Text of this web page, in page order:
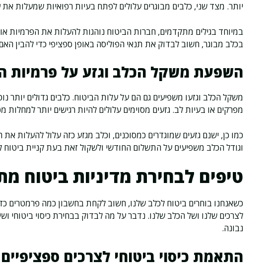
יותר. מצד שני, כלבים מבוגרים עלולים לפתח בעיות רפואיות שמעלות
במיוחד בגילים מתקדמים, חברות הביטוח נוהגות להעלות את הפרמיות
בכלב מבוגר, חשוב לבדוק את תנאי הפוליסה באופן ספציפי כדי להבין האם
השפעת משקל הכלב וגזע על פרמיות
משקל הכלב וגזעו משפיעים גם הם על עלות הביטוח. כלבים גדולים יותר
מפרקים או בעיות לב. גזעים מסוימים עלולים להיות רגישים יותר
כמו כן, ישנם גזעים שמוגדרים כמסוכנים, וכלב מגזע כזה עלול להעלות
וגודל הכלב משפיעים על התשלום החודשי ולשקול זאת בעת קניית ביטוח
טיפים לבחירת מדיניות ביטוח
כשאנחנו בוחרים ביטוח לכלב שלנו, חשוב לקחת בחשבון כמה פרמטרים
לצרכים שלנו ושל הכלב שלנו. נדבר על מה לבדוק בבחירת כיסוי ביטוחי
נבונה.
התאמת כיסוי ביטוחי לצרכים ספציפיים